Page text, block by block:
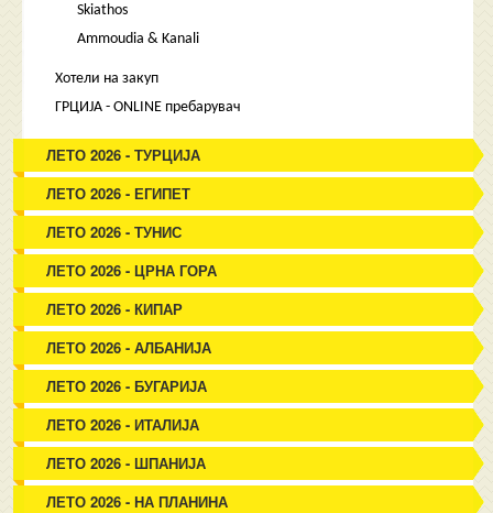
Skiathos
Ammoudia & Kanali
Хотели на закуп
ГРЦИЈА - ONLINE пребарувач
ЛЕТО 2026 - ТУРЦИЈА
ЛЕТО 2026 - ЕГИПЕТ
ЛЕТО 2026 - ТУНИС
ЛЕТО 2026 - ЦРНА ГОРА
ЛЕТО 2026 - КИПАР
ЛЕТО 2026 - АЛБАНИЈА
ЛЕТО 2026 - БУГАРИЈА
ЛЕТО 2026 - ИТАЛИЈА
ЛЕТО 2026 - ШПАНИЈА
ЛЕТО 2026 - НА ПЛАНИНА